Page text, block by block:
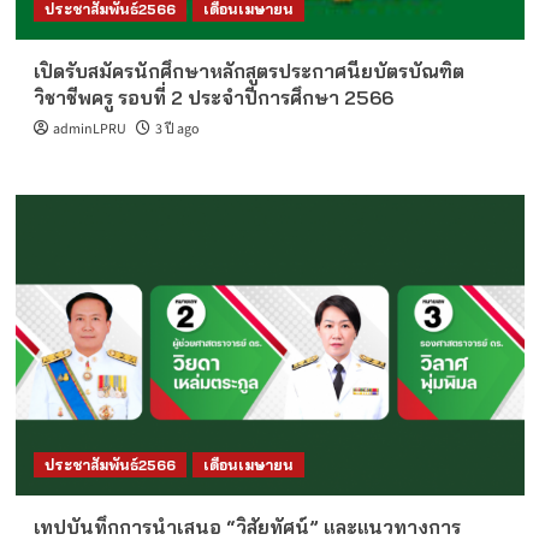
ประชาสัมพันธ์2566 เดือนเมษายน
เปิดรับสมัครนักศึกษาหลักสูตรประกาศนียบัตรบัณฑิต
วิชาชีพครู รอบที่ 2 ประจำปีการศึกษา 2566
adminLPRU 3 ปี ago
ประชาสัมพันธ์2566 เดือนเมษายน
เทปบันทึกการนำเสนอ “วิสัยทัศน์” และแนวทางการ